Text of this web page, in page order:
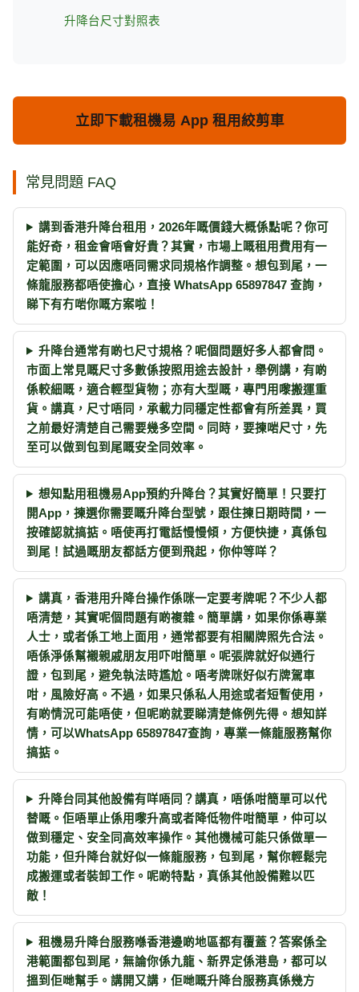
升降台尺寸對照表
立即下載租機易 App 租用絞剪車
常見問題 FAQ
講到香港升降台租用，2026年嘅價錢大概係點呢？你可
能好奇，租金會唔會好貴？其實，市場上嘅租用費用有一
定範圍，可以因應唔同需求同規格作調整。想包到尾，一
條龍服務都唔使擔心，直接 WhatsApp 65897847 查詢，
睇下有冇啱你嘅方案啦！
升降台通常有啲乜尺寸規格？呢個問題好多人都會問。
市面上常見嘅尺寸多數係按照用途去設計，舉例講，有啲
係較細嘅，適合輕型貨物；亦有大型嘅，專門用嚟搬運重
貨。講真，尺寸唔同，承載力同穩定性都會有所差異，買
之前最好清楚自己需要幾多空間。同時，要揀啱尺寸，先
至可以做到包到尾嘅安全同效率。
想知點用租機易App預約升降台？其實好簡單！只要打
開App，揀選你需要嘅升降台型號，跟住揀日期時間，一
按確認就搞掂。唔使再打電話慢慢傾，方便快捷，真係包
到尾！試過嘅朋友都話方便到飛起，你仲等咩？
講真，香港用升降台操作係咪一定要考牌呢？不少人都
唔清楚，其實呢個問題有啲複雜。簡單講，如果你係專業
人士，或者係工地上面用，通常都要有相關牌照先合法。
唔係淨係幫襯親戚朋友用吓咁簡單。呢張牌就好似通行
證，包到尾，避免執法時尷尬。唔考牌咪好似冇牌駕車
咁，風險好高。不過，如果只係私人用途或者短暫使用，
有啲情況可能唔使，但呢啲就要睇清楚條例先得。想知詳
情，可以WhatsApp 65897847查詢，專業一條龍服務幫你
搞掂。
升降台同其他設備有咩唔同？講真，唔係咁簡單可以代
替嘅。佢唔單止係用嚟升高或者降低物件咁簡單，仲可以
做到穩定、安全同高效率操作。其他機械可能只係做單一
功能，但升降台就好似一條龍服務，包到尾，幫你輕鬆完
成搬運或者裝卸工作。呢啲特點，真係其他設備難以匹
敵！
租機易升降台服務喺香港邊啲地區都有覆蓋？答案係全
港範圍都包到尾，無論你係九龍、新界定係港島，都可以
搵到佢哋幫手。講開又講，佢哋嘅升降台服務真係幾方